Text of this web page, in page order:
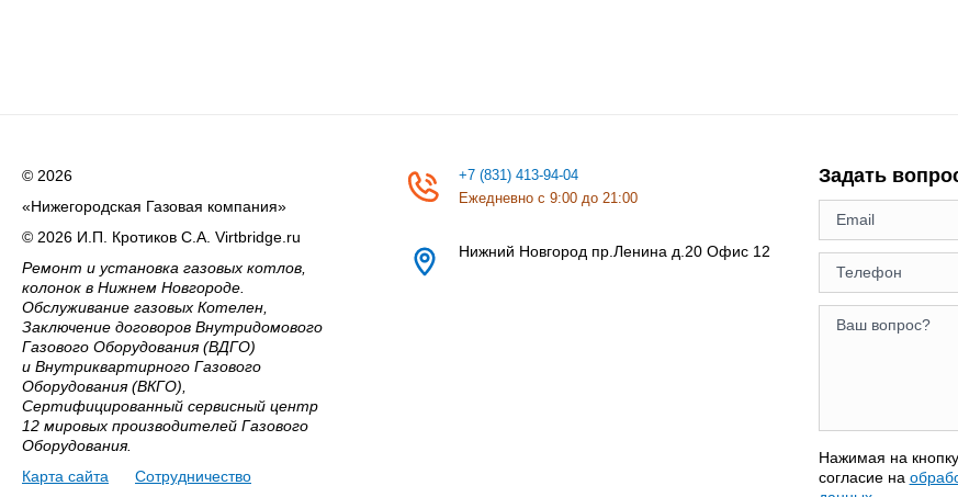
© 2026
«Нижегородская Газовая компания»
© 2026 И.П. Кротиков С.А. Virtbridge.ru
Ремонт и установка газовых котлов,
колонок в Нижнем Новгороде.
Обслуживание газовых Котелен,
Заключение договоров Внутридомового
Газового Оборудования (ВДГО)
и Внутриквартирного Газового
Оборудования (ВКГО),
Сертифицированный сервисный центр
12 мировых производителей Газового
Оборудования.
Карта сайта
Сотрудничество
+7 (831) 413-94-04
Ежедневно с 9:00 до 21:00
Нижний Новгород пр.Ленина д.20 Офис 12
Задать
Нажимая на
согласие на